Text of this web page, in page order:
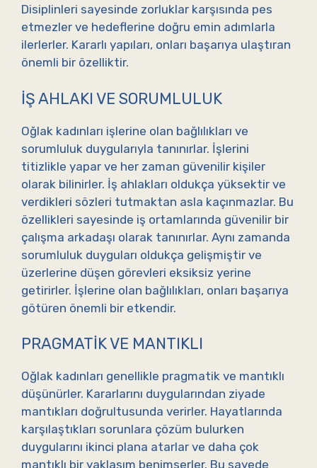
Disiplinleri sayesinde zorluklar karşısında pes
etmezler ve hedeflerine doğru emin adımlarla
ilerlerler. Kararlı yapıları, onları başarıya ulaştıran
önemli bir özelliktir.
İŞ AHLAKI VE SORUMLULUK
Oğlak kadınları işlerine olan bağlılıkları ve
sorumluluk duygularıyla tanınırlar. İşlerini
titizlikle yapar ve her zaman güvenilir kişiler
olarak bilinirler. İş ahlakları oldukça yüksektir ve
verdikleri sözleri tutmaktan asla kaçınmazlar. Bu
özellikleri sayesinde iş ortamlarında güvenilir bir
çalışma arkadaşı olarak tanınırlar. Aynı zamanda
sorumluluk duyguları oldukça gelişmiştir ve
üzerlerine düşen görevleri eksiksiz yerine
getirirler. İşlerine olan bağlılıkları, onları başarıya
götüren önemli bir etkendir.
PRAGMATIK VE MANTIKLI
Oğlak kadınları genellikle pragmatik ve mantıklı
düşünürler. Kararlarını duygularından ziyade
mantıkları doğrultusunda verirler. Hayatlarında
karşılaştıkları sorunlara çözüm bulurken
duygularını ikinci plana atarlar ve daha çok
mantıklı bir yaklaşım benimserler. Bu sayede